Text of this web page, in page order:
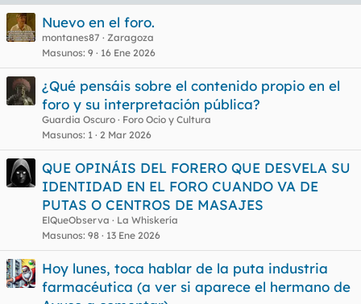
t
a
s
Nuevo en el foro.
montanes87
Zaragoza
Masunos 9 16 Ene 2026
¿Qué pensáis sobre el contenido propio en el
foro y su interpretación pública?
Guardia Oscuro
Foro Ocio y Cultura
Masunos 1 2 Mar 2026
QUE OPINÁIS DEL FORERO QUE DESVELA SU
IDENTIDAD EN EL FORO CUANDO VA DE
PUTAS O CENTROS DE MASAJES
ElQueObserva
La Whiskería
Masunos 98 13 Ene 2026
Hoy lunes, toca hablar de la puta industria
farmacéutica (a ver si aparece el hermano de